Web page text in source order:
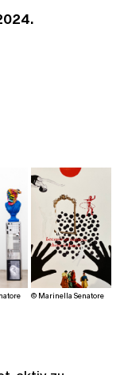
© Marinella Senatore